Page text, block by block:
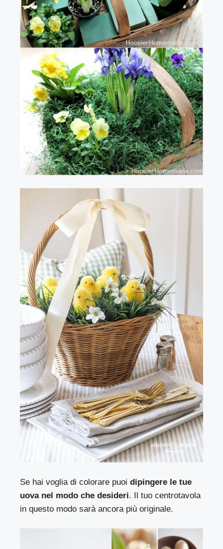
Se hai voglia di colorare puoidipingere le tue
uova nel modo che desideri. Il tuo centrotavola
in questo modo sarà ancora più originale.